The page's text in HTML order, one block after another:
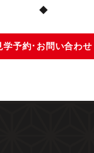
学予約･ お問い合わせ